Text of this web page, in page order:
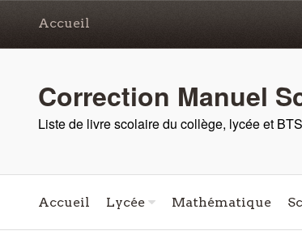
Accueil
Correction Manuel
Liste de livre scolaire du collège, lycée et
Accueil Lycée Mathématique